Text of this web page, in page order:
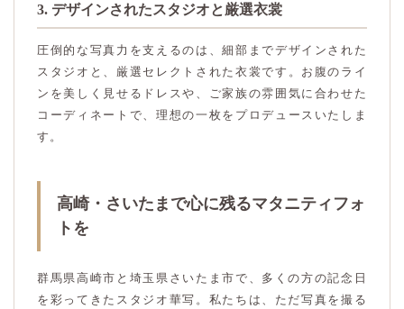
3. デザインされたスタジオと厳選衣裳
圧倒的な写真力を支えるのは、細部までデザインされた
スタジオと、厳選セレクトされた衣裳です。お腹のライ
ンを美しく見せるドレスや、ご家族の雰囲気に合わせた
コーディネートで、理想の一枚をプロデュースいたしま
す。
高崎・さいたまで心に残るマタニティフォ
トを
群馬県高崎市と埼玉県さいたま市で、多くの方の記念日
を彩ってきたスタジオ華写。私たちは、ただ写真を撮る